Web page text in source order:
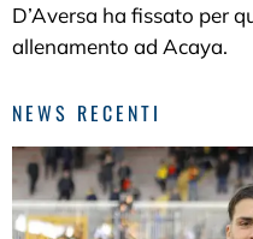
D’Aversa ha fissato per
allenamento ad Acaya.
NEWS RECENTI